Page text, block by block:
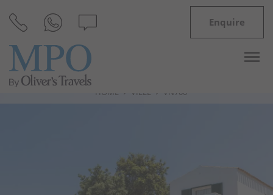
Enquire
HOME VILLE VN700